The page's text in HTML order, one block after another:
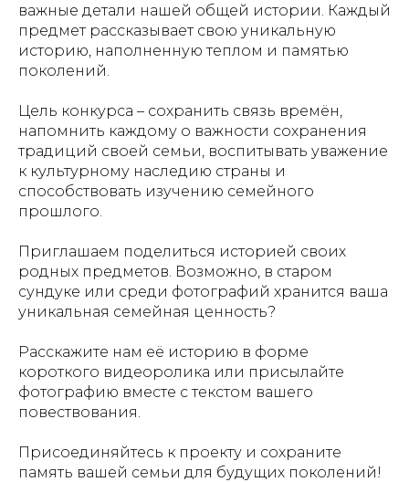
важные детали нашей общей истории. Каждый
предмет рассказывает свою уникальную
историю, наполненную теплом и памятью
поколений.
Цель конкурса – сохранить связь времён,
напомнить каждому о важности сохранения
традиций своей семьи, воспитывать уважение
к культурному наследию страны и
способствовать изучению семейного
прошлого.
Приглашаем поделиться историей своих
родных предметов. Возможно, в старом
сундуке или среди фотографий хранится ваша
уникальная семейная ценность?
Расскажите нам её историю в форме
короткого видеоролика или присылайте
фотографию вместе с текстом вашего
повествования.
Присоединяйтесь к проекту и сохраните
память вашей семьи для будущих поколений!